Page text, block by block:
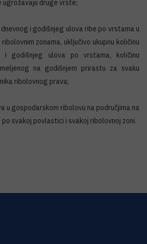
ugrožavaju druge vrste;
i godišnjeg ulova ribe po vrstama u
zonama, uključivo ukupnu količinu
i godišnjeg ulova po vrstama, količinu
na godišnjem prirastu za svaku
ribolovnog prava;
u gospodarskom ribolovu na područjima na
svakoj povlastici i svakoj ribolovnoj zoni.